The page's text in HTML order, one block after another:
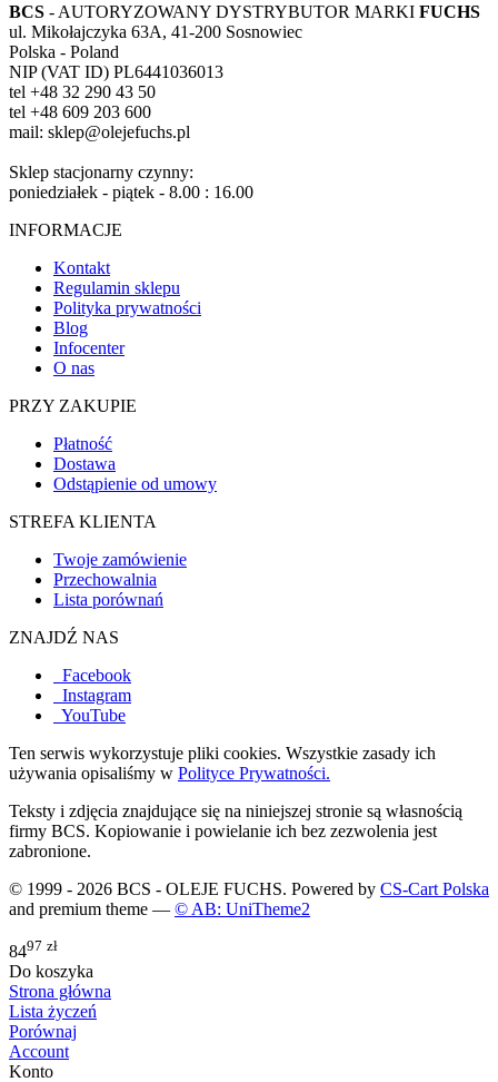
BCS - AUTORYZOWANY DYSTRYBUTOR MARKI FUCHS
ul. Mikołajczyka 63A, 41-200 Sosnowiec
Polska - Poland
NIP (VAT ID) PL6441036013
tel +48 32 290 43 50
tel +48 609 203 600
mail: sklep@olejefuchs.pl
Sklep stacjonarny czynny:
poniedziałek - piątek - 8.00 : 16.00
INFORMACJE
Kontakt
Regulamin sklepu
Polityka prywatności
Blog
Infocenter
O nas
PRZY ZAKUPIE
Płatność
Dostawa
Odstąpienie od umowy
STREFA KLIENTA
Twoje zamówienie
Przechowalnia
Lista porównań
ZNAJDŹ NAS
Facebook
Instagram
YouTube
Ten serwis wykorzystuje pliki cookies. Wszystkie zasady ich
używania opisaliśmy w Polityce Prywatności.
Teksty i zdjęcia znajdujące się na niniejszej stronie są własnością
firmy BCS. Kopiowanie i powielanie ich bez zezwolenia jest
zabronione.
© 1999 - 2026 BCS - OLEJE FUCHS. Powered by CS-Cart Polska
and premium theme — © AB: UniTheme2
8497 zł
Do koszyka
Strona główna
Lista życzeń
Porównaj
Account
Konto